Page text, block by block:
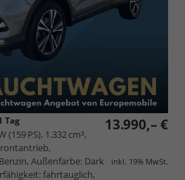
13.990,– €
inkl. 19% MwSt.
Tag
(159 PS), 1.332 cm³,
Außenfarbe: Dark
fahrtauglich,